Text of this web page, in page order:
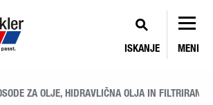
ISKANJE MENI
ZA OLJE, HIDRAVLIČNA OLJA IN FILTRIRANJE